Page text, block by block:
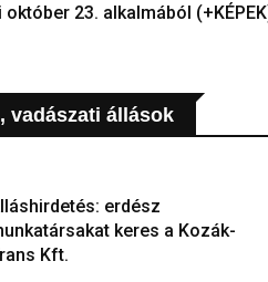
október 23. alkalmából
vadászati állások
erdész
keres a Kozák-
Kft.